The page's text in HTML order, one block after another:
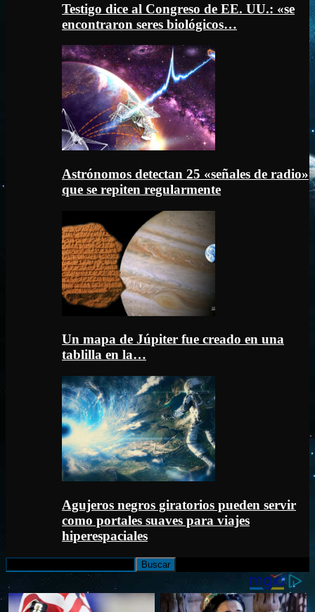
Testigo dice al Congreso de EE. UU.: «se
encontraron seres biológicos…
Astrónomos detectan 25 «señales de radio»
que se repiten regularmente
Un mapa de Júpiter fue creado en una
tablilla en la…
Agujeros negros giratorios pueden servir
como portales suaves para viajes
hiperespaciales